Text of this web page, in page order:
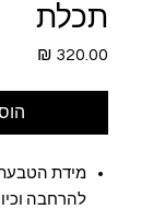
תכלת
להרחבה